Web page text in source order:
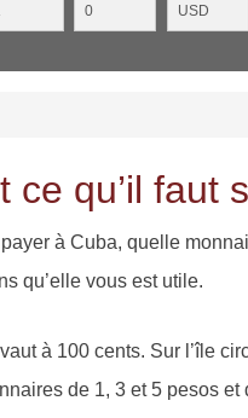
ce qu’il faut
à Cuba, quelle
qu’elle vous est utile.
à 100 cents. Sur l’île
de 1, 3 et 5 pesos et